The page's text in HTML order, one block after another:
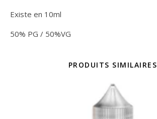
Existe en 10ml
50% PG / 50%VG
PRODUITS SIMILAIRES